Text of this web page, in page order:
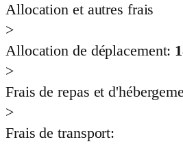
Allocation et autres frais
>
Allocation de déplacement:
>
Frais de repas et
>
Frais de transport: